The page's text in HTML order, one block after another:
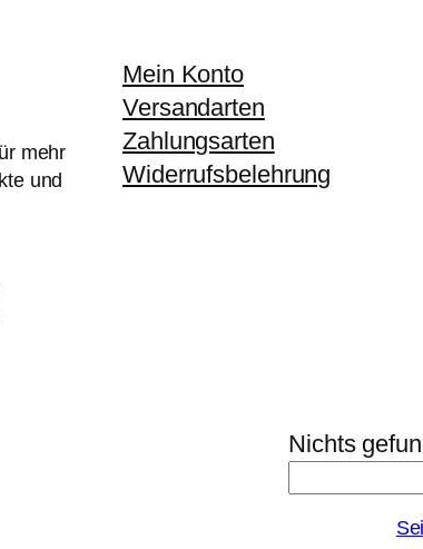
mehr
und
Mein Konto
Versandarten
Zahlungsarten
Widerrufsbelehrung
Nichts